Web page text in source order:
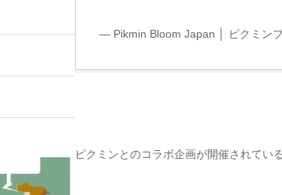
— Pikmin Bloom Japan │ ピクミン
ピクミンとのコラボ企画が開催されてい